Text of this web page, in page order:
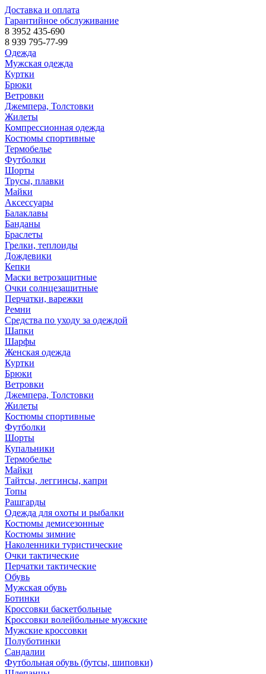
Доставка и оплата
Гарантийное обслуживание
8 3952 435-690
8 939 795-77-99
Одежда
Мужская одежда
Куртки
Брюки
Ветровки
Джемпера, Толстовки
Жилеты
Компрессионная одежда
Костюмы спортивные
Термобелье
Футболки
Шорты
Трусы, плавки
Майки
Аксессуары
Балаклавы
Банданы
Браслеты
Грелки, теплоиды
Дождевики
Кепки
Маски ветрозащитные
Очки солнцезащитные
Перчатки, варежки
Ремни
Средства по уходу за одеждой
Шапки
Шарфы
Женская одежда
Куртки
Брюки
Ветровки
Джемпера, Толстовки
Жилеты
Костюмы спортивные
Футболки
Шорты
Купальники
Термобелье
Майки
Тайтсы, леггинсы, капри
Топы
Рашгарды
Одежда для охоты и рыбалки
Костюмы демисезонные
Костюмы зимние
Наколенники туристические
Очки тактические
Перчатки тактические
Обувь
Мужская обувь
Ботинки
Кроссовки баскетбольные
Кроссовки волейбольные мужские
Мужские кроссовки
Полуботинки
Сандалии
Футбольная обувь (бутсы, шиповки)